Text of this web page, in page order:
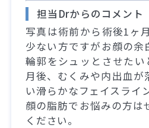
担当Drからのコメント
写真は術前から術後1ヶ
少ない方ですがお顔の余
輪郭をシュッとさせたい
月後、むくみや内出血が
い滑らかなフェイスライ
顔の脂肪でお悩みの方は
ください。